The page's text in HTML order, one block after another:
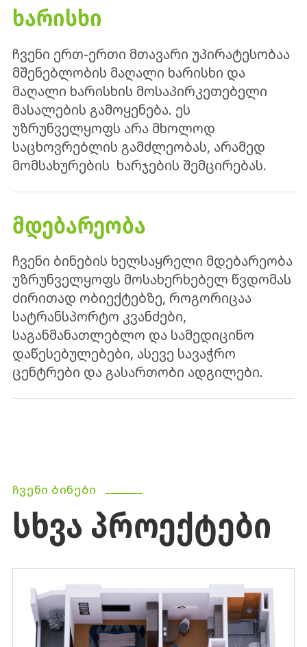
ᲮᲐᲠᲘᲡᲮᲘ
ჩვენი ერთ-ერთი მთავარი უპირატესობაა
მშენებლობის მაღალი ხარისხი და
მაღალი ხარისხის მოსაპირკეთებელი
მასალების გამოყენება. ეს
უზრუნველყოფს არა მხოლოდ
საცხოვრებლის გამძლეობას, არამედ
მომსახურების ხარჯების შემცირებას.
ᲛᲓᲔᲑᲐᲠᲔᲝᲑᲐ
ჩვენი ბინების ხელსაყრელი მდებარეობა
უზრუნველყოფს მოსახერხებელ წვდომას
ძირითად ობიექტებზე, როგორიცაა
სატრანსპორტო კვანძები,
საგანმანათლებლო და სამედიცინო
დაწესებულებები, ასევე სავაჭრო
ცენტრები და გასართობი ადგილები.
ᲩᲕᲔᲜᲘ ᲑᲘᲜᲔᲑᲘ
ᲡᲮᲕᲐ ᲞᲠᲝᲔᲥᲢᲔᲑᲘ